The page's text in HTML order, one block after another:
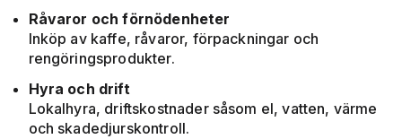
Råvaror och förnödenheter
Inköp av kaffe, råvaror, förpackningar och
rengöringsprodukter.
Hyra och drift
Lokalhyra, driftskostnader såsom el, vatten, värme
och skadedjurskontroll.